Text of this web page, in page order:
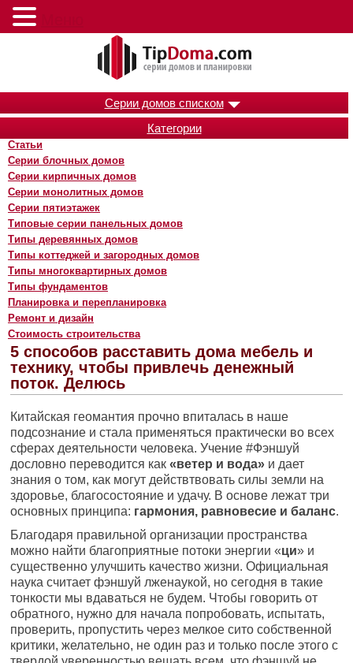
Серии домов списком
Категории
Статьи
Серии блочных домов
Серии кирпичных домов
Серии монолитных домов
Серии пятиэтажек
Типовые серии панельных домов
Типы деревянных домов
Типы коттеджей и загородных домов
Типы многоквартирных домов
Типы фундаментов
Планировка и перепланировка
Ремонт и дизайн
Стоимость строительства
5 способов расставить дома мебель и
технику, чтобы привлечь денежный
поток. Делюсь
Китайская геомантия прочно впиталась в наше
подсознание и стала применяться практически во всех
сферах деятельности человека. Учение #Фэншуй
дословно переводится как«ветер и вода» и дает
знания о том, как могут действтвовать силы земли на
здоровье, благосостояние и удачу. В основе лежат три
основных принципа: гармония, равновесие и баланс.
Благодаря правильной организации пространства
можно найти благоприятные потоки энергии «ци» и
существенно улучшить качество жизни. Официальная
наука считает фэншуй лженаукой, но сегодня в такие
тонкости мы вдаваться не будем. Чтобы говорить от
обратного, нужно для начала попробовать, испытать,
проверить, пропустить через мелкое сито собственной
критики, желательно, не один раз и только после этого с